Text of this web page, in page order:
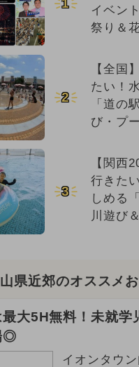
1
イベン
祭り＆
2
【全国
たい！
「道の
び・プ
3
【関西
行きた
しめる
川遊び
県近郊のオススメ
大5H無料！未就学
◎
イオンタウ